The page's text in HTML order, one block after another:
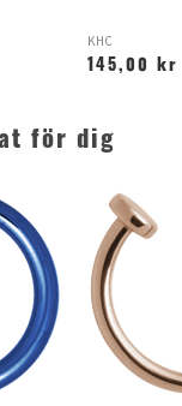
KHC
145,00 kr
för dig